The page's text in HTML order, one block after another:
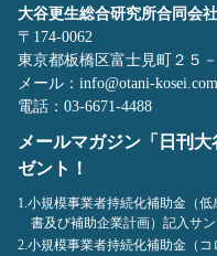
大谷更生総合研究所合同会社
〒174-0062
東京都板橋区富士見町２５
メール：info@otani-kosei.com
電話：03-6671-4488
メールマガジン「日刊
ゼント！
1.小規模事業者持続化補助金（
書及び補助企業計画）記入サ
2.小規模事業者持続化補助金（